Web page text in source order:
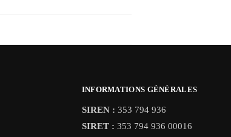
INFORMATIONS GÉNÉRALES
SIREN : 353 794 936
SIRET : 353 794 936 00016